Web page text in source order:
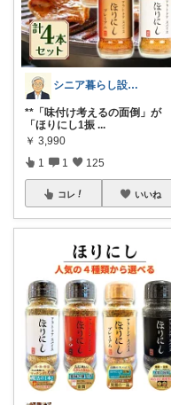
シニア暮らし設計ノート
**「味付け考えるの面倒」が
「ほりにし1振 ...
￥ 3,990
1 1 125
コレ いいね